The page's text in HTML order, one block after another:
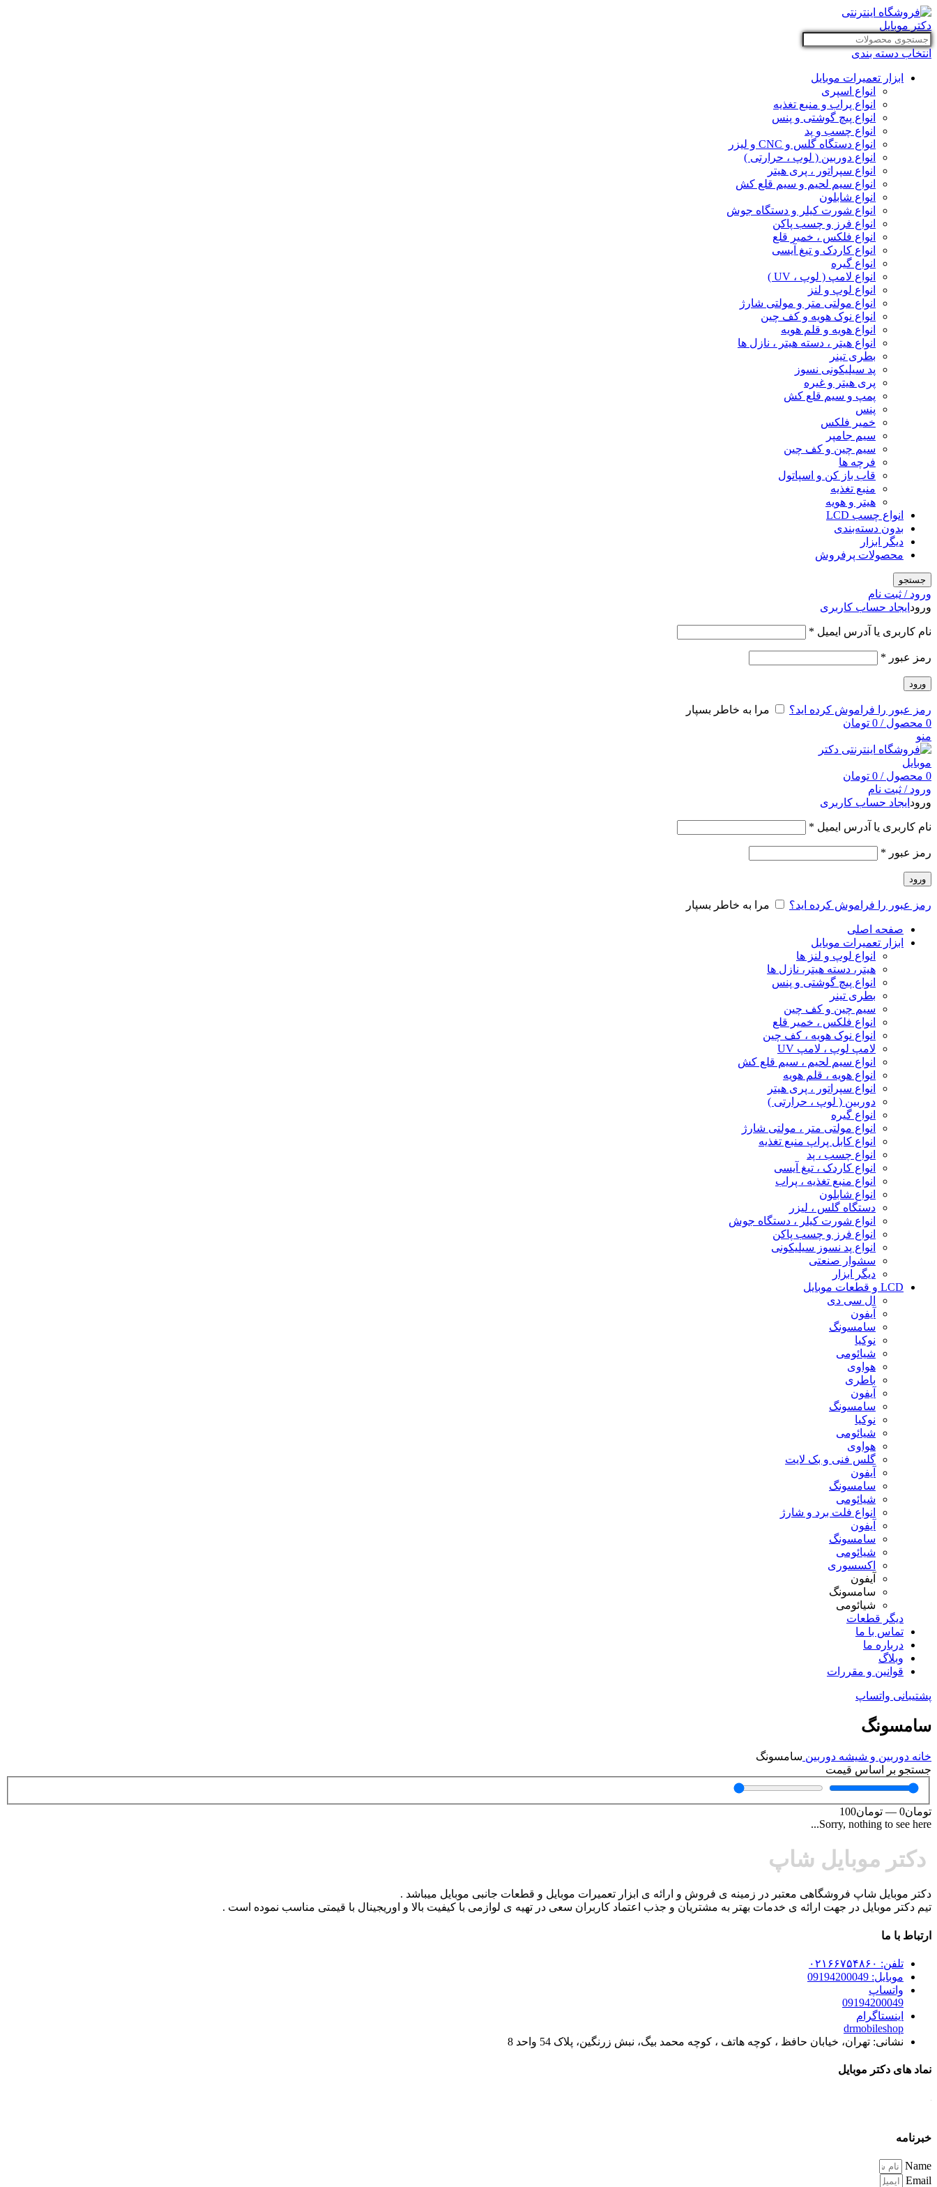
انتخاب دسته بندی
ابزار تعمیرات موبایل
انواع اسپری
انواع پراب و منبع تغذیه
انواع پیچ گوشتی و پنس
انواع چسب و پد
انواع دستگاه گلس و CNC و لیزر
انواع دوربین ( لوپ ، حرارتی )
انواع سپراتور ، پری هیتر
انواع سیم لحیم و سیم قلع کش
انواع شابلون
انواع شورت کیلر و دستگاه جوش
انواع فرز و چسب پاکن
انواع فلکس ، خمیر قلع
انواع کاردک و تیغ آیسی
انواع گیره
انواع لامپ ( لوپ ، UV )
انواع لوپ و لنز
انواع مولتی متر و مولتی شارژ
انواع نوک هویه و کف چین
انواع هویه و قلم هویه
انواع هیتر ، دسته هیتر ، نازل ها
بطری تینر
پد سیلیکونی نسوز
پری هیتر و غیره
پمپ و سیم قلع کش
پنس
خمیر فلکس
سیم جامپر
سیم چین و کف چین
فرچه ها
قاب باز کن و اسپاتول
منبع تغذیه
هیتر و هویه
انواع چسب LCD
بدون دسته‌بندی
دیگر ابزار
محصولات پرفروش
جستجو
ورود / ثبت نام
ورود ایجاد حساب کاربری
نام کاربری یا آدرس ایمیل *
رمز عبور *
ورود
رمز عبور را فراموش کرده اید؟
مرا به خاطر بسپار
0 محصول /
0 تومان
منو
0 محصول /
0 تومان
ورود / ثبت نام
ورود ایجاد حساب کاربری
نام کاربری یا آدرس ایمیل *
رمز عبور *
ورود
رمز عبور را فراموش کرده اید؟ مرا به خاطر بسپار
صفحه اصلی
ابزار تعمیرات موبایل
انواع لوپ و لنز ها
هیتر، دسته هیتر، نازل ها
انواع پیچ‌ گوشتی و پنس
بطری تینر
سیم چین و کف چین
انواع فلکس ، خمیر قلع
انواع نوک هویه ، کف چین
لامپ لوپ ، لامپ UV
انواع سیم لحیم ، سیم قلع کش
انواع هویه ، قلم هویه
انواع سپراتور ، پری هیتر
دوربین ( لوپ ، حرارتی )
انواع گیره
انواع مولتی متر ، مولتی شارژ
انواع کابل پراپ منبع تغذیه
انواع چسب ، پد
انواع کاردک ، تیغ آیسی
انواع منبع تغذیه ، پراب
انواع شابلون
دستگاه گلس ، لیزر
انواع شورت کیلر ، دستگاه جوش
انواع فرز و چسب پاکن
انواع پد نسوز سیلیکونی
سشوار صنعتی
دیگر ابزار
LCD و قطعات موبایل
ال سی دی
آیفون
سامسونگ
نوکیا
شیائومی
هواوی
باطری
آیفون
سامسونگ
نوکیا
شیائومی
هواوی
گلس فنی و بک لایت
آیفون
سامسونگ
شیائومی
انواع فلت برد و شارژ
آیفون
سامسونگ
شیائومی
اکسسوری
آیفون
سامسونگ
شیائومی
دیگر قطعات
تماس با ما
درباره ما
وبلاگ
قوانین و مقررات
پشتیبانی واتساپ
سامسونگ
خانه دوربین و شیشه دوربین سامسونگ
جستجو بر اساس قیمت
تومان0
— تومان100
Sorry, nothing to see here...
دکتر موبایل شاپ
دکتر موبایل شاپ فروشگاهی معتبر در زمینه ی فروش و ارائه ی ابزار تعمیرات موبایل و قطعات جانبی موبایل میباشد .
تیم دکتر موبایل در جهت ارائه ی خدمات بهتر به مشتریان و جذب اعتماد کاربران سعی در تهیه ی لوازمی با کیفیت بالا و اوریجینال با قیمتی مناسب نموده است .
ارتباط با ما
تلفن: ۰۲۱۶۶۷۵۴۸۶۰
موبایل: 09194200049
واتساپ
09194200049
اینستاگرام
drmobileshop
نشانی: تهران، خیابان حافظ ، کوچه هاتف ، کوچه محمد بیگ، نبش زرنگین، پلاک 54 واحد 8
نماد های دکتر موبایل
خبرنامه
Name
Email